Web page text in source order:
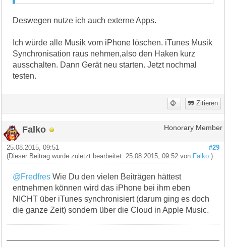
Deswegen nutze ich auch externe Apps.
Ich würde alle Musik vom iPhone löschen. iTunes Musik
Synchronisation raus nehmen,also den Haken kurz
ausschalten. Dann Gerät neu starten. Jetzt nochmal
testen.
Zitieren
Falko Honorary Member
#29
25.08.2015, 09:51
(Dieser Beitrag wurde zuletzt bearbeitet: 25.08.2015, 09:52 von Falko.)
@Fredfres Wie Du den vielen Beiträgen hättest
entnehmen können wird das iPhone bei ihm eben
NICHT über iTunes synchronisiert (darum ging es doch
die ganze Zeit) sondern über die Cloud in Apple Music.